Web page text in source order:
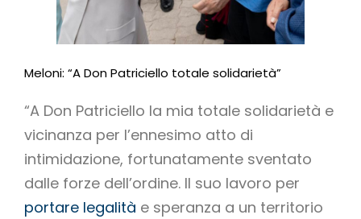
Meloni: “A Don Patriciello totale solidarietà”
“A Don Patriciello la mia totale solidarietà e
vicinanza per l’ennesimo atto di
intimidazione, fortunatamente sventato
dalle forze dell’ordine. Il suo lavoro per
portare legalità e speranza a un territorio